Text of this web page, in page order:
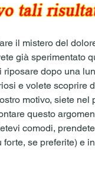
il mistero del
già sperimentato
dopo una
e volete scoprire
motivo, siete nel
questo
comodi,
se preferite) e